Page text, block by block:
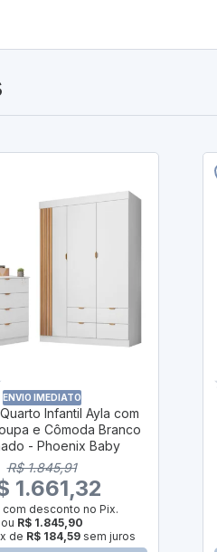
ENVIO IMEDIATO
Infantil Ayla com
e Cômoda Branco
- Phoenix Baby
R$ 1.845,91
1.661,32
com desconto no Pix.
ou R$ 1.845,90
de R$ 184,59sem juros